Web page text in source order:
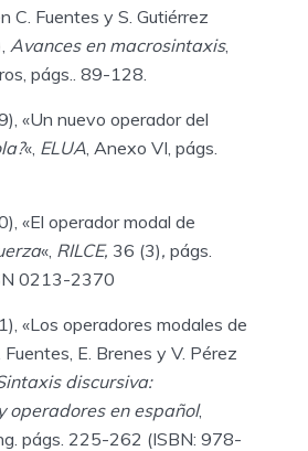
C. Fuentes y S. Gutiérrez
Avances en macrosintaxis,
págs.. 89-128.
«Un nuevo operador del
«, ELUA , Anexo VI, págs.
«El operador modal de
«, RILCE, 36 (3), págs.
0213-2370
«Los operadores modales de
Fuentes, E. Brenes y V. Pérez
discursiva:
operadores en español,
págs. 225-262 (ISBN: 978-